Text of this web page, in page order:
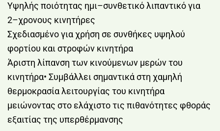
Υψηλής ποιότητας ημι–συνθετικό λιπαντικό για
2–χρονους κινητήρες
Σχεδιασμένο για χρήση σε συνθήκες υψηλού
φορτίου και στροφών κινητήρα
Άριστη λίπανση των κινούμενων μερών του
κινητήρα• Συμβάλλει σημαντικά στη χαμηλή
θερμοκρασία λειτουργίας του κινητήρα
μειώνοντας στο ελάχιστο τις πιθανότητες φθοράς
εξαιτίας της υπερθέρμανσης